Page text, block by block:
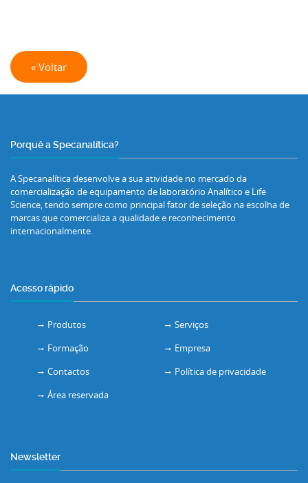
« Voltar
Porquê a Specanalítica?
A Specanalítica desenvolve a sua atividade no mercado da
comercialização de equipamento de laboratório Analítico e Life
Science, tendo sempre como principal fator de seleção na escolha de
marcas que comercializa a qualidade e reconhecimento
internacionalmente.
Acesso rápido
Produtos
Serviços
Formação
Empresa
Contactos
Política de privacidade
Área reservada
Newsletter